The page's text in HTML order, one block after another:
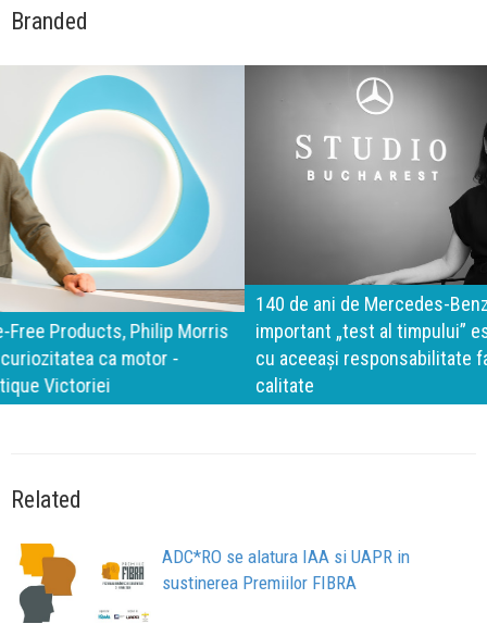
Branded
140 de ani de Mercedes-Benz. Ramona Pîrlog: Cel mai
important „test al timpului” este să inovăm constant, dar
cu aceeași responsabilitate față de oameni, siguranță și
calitate
Related
ADC*RO se alatura IAA si UAPR in
sustinerea Premiilor FIBRA